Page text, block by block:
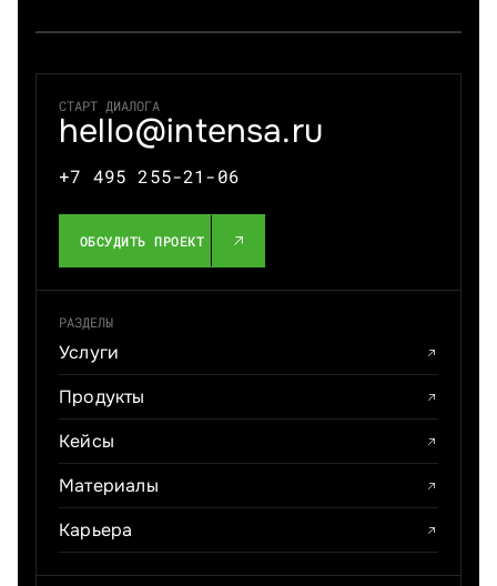
СТАРТ ДИАЛОГА
hello@intensa.ru
+7 495 255-21-06
ОБСУДИТЬ ПРОЕКТ
РАЗДЕЛЫ
Услуги
Продукты
Кейсы
Материалы
Карьера